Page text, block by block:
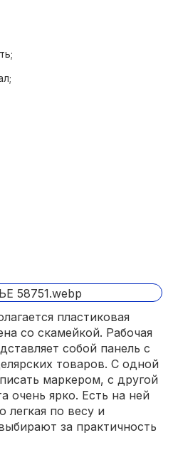
пластиковая
со скамейкой. Рабочая
собой панель с
товаров. С одной
маркером, с другой
очень ярко. Есть на ней
легкая по весу и
за практичность